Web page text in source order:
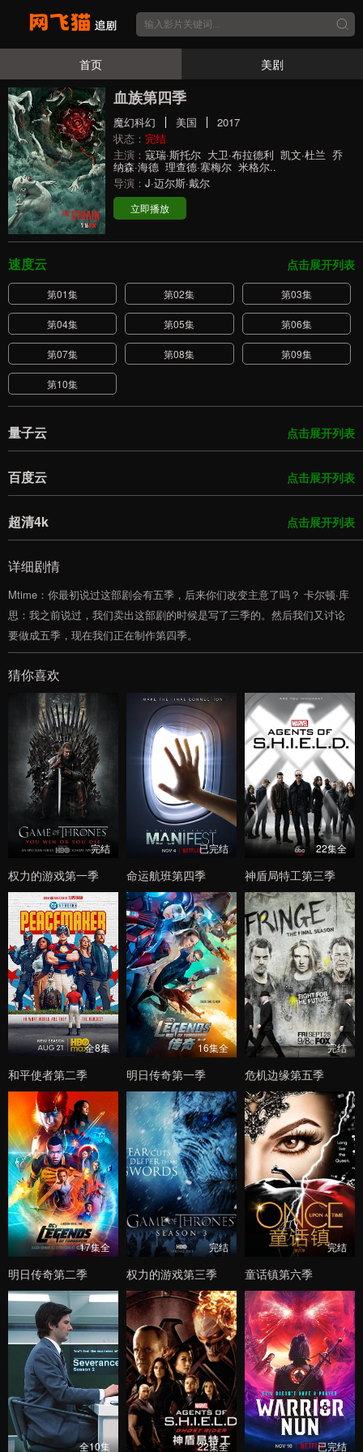
首页 美剧
血族第四季
魔幻科幻 美国
2017
状态： 完结
主演： 寇瑞·斯托尔 大卫·布拉德利 凯文·杜兰 乔
纳森·海德 理查德·塞梅尔 米格尔..
导演： J·迈尔斯·戴尔
立即播放
点击展开列表
速度云
第01集 第02集 第03集
第04集 第05集 第06集
第07集 第08集 第09集
第10集
点击展开列表
量子云
点击展开列表
百度云
点击展开列表
超清4k
详细剧情
Mtime：你最初说过这部剧会有五季，后来你们改变主意了吗？ 卡尔顿·库
思：我之前说过，我们卖出这部剧的时候是写了三季的。然后我们又讨论
要做成五季，现在我们正在制作第四季。
猜你喜欢
完结
权力的游戏第一季
已完结
命运航班第四季
22集全
神盾局特工第三季
全8集
和平使者第二季
16集全
明日传奇第一季
完结
危机边缘第五季
17集全
明日传奇第二季
完结
权力的游戏第三季
完结
童话镇第六季
全10集 22集全 已完结